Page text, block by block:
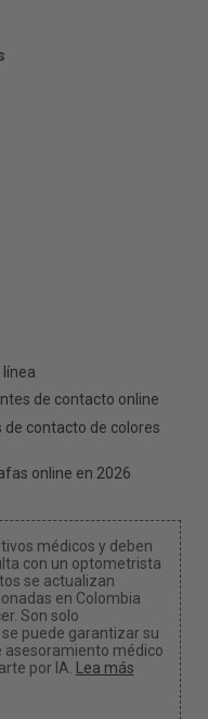
de contacto online
contacto de colores
online en 2026
médicos y deben
con un optometrista
se actualizan
en Colombia
Son solo
puede garantizar su
asesoramiento médico
por IA.
Lea más